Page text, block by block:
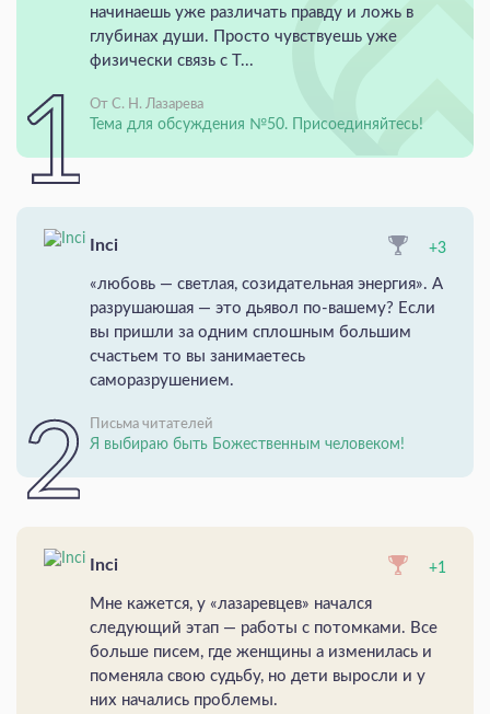
начинаешь уже различать правду и ложь в
глубинах души. Просто чувствуешь уже
физически связь с Т...
От С. Н. Лазарева
Тема для обсуждения №50. Присоединяйтесь!
Inci +3
«любовь — светлая, созидательная энергия». А
разрушаюшая — это дьявол по-вашему? Если
вы пришли за одним сплошным большим
счастьем то вы занимаетесь
саморазрушением.
Письма читателей
Я выбираю быть Божественным человеком!
Inci +1
Мне кажется, у «лазаревцев» начался
следующий этап — работы с потомками. Все
больше писем, где женщины а изменилась и
поменяла свою судьбу, но дети выросли и у
них начались проблемы.